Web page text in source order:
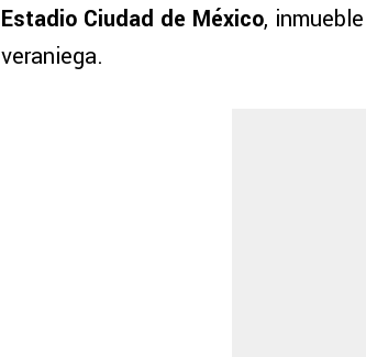
Estadio Ciudad de México,
veraniega.